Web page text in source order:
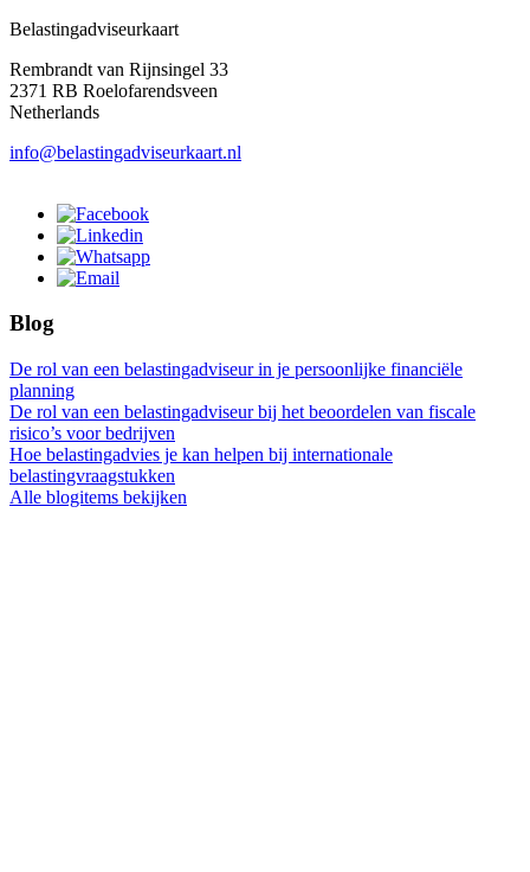
Belastingadviseurkaart
Rembrandt van Rijnsingel 33
2371 RB Roelofarendsveen
Netherlands
info@belastingadviseurkaart.nl
Blog
De rol van een belastingadviseur in je persoonlijke financiële
planning
De rol van een belastingadviseur bij het beoordelen van fiscale
risico’s voor bedrijven
Hoe belastingadvies je kan helpen bij internationale
belastingvraagstukken
Alle blogitems bekijken